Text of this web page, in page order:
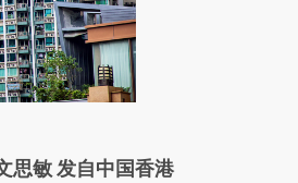
加这段话：本文由第三方
思敏 发自中国香港